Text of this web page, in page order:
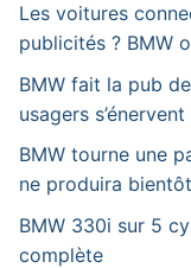
Les voitures
publicités ? BMW
BMW fait la pub
usagers s’énervent
BMW tourne une
ne produira
BMW 330i sur 5
complète